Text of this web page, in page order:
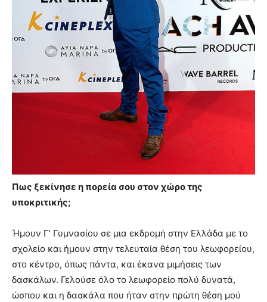
Πως ξεκίνησε η πορεία σου στον χώρο της
υποκριτικής;
Ήμουν Γ’ Γυμνασίου σε μια εκδρομή στην Ελλάδα με το
σχολείο και ήμουν στην τελευταία θέση του λεωφορείου,
στο κέντρο, όπως πάντα, και έκανα μιμήσεις των
δασκάλων. Γελούσε όλο το λεωφορείο πολύ δυνατά,
ώσπου και η δασκάλα που ήταν στην πρώτη θέση μού